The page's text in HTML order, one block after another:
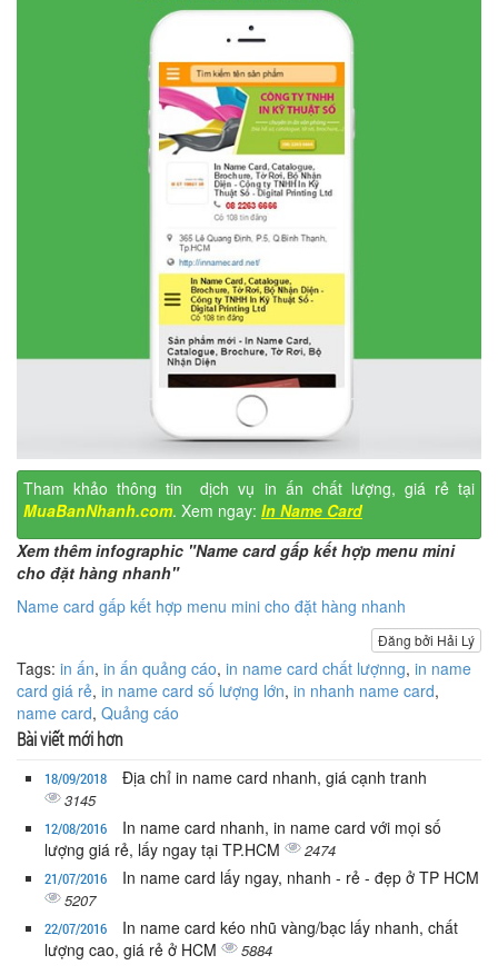
Tham khảo thông tin dịch vụ in ấn chất lượng, giá rẻ tại
MuaBanNhanh.com. Xem ngay: In Name Card
Xem thêm infographic "Name card gấp kết hợp menu mini
cho đặt hàng nhanh"
Name card gấp kết hợp menu mini cho đặt hàng nhanh
Đăng bởi Hải Lý
Tags: in ấn, in ấn quảng cáo, in name card chất lượnng, in name
card giá rẻ, in name card số lượng lớn, in nhanh name card,
name card, Quảng cáo
Bài viết mới hơn
18/09/2018 Địa chỉ in name card nhanh, giá cạnh tranh
3145
12/08/2016
In name card nhanh, in name card với mọi số
lượng giá rẻ, lấy ngay tại TP.HCM
2474
21/07/2016 In name card lấy ngay, nhanh - rẻ - đẹp ở TP HCM
5207
22/07/2016
In name card kéo nhũ vàng/bạc lấy nhanh, chất
lượng cao, giá rẻ ở HCM
5884